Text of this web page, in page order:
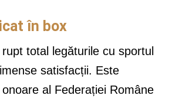
în box
total legăturile cu sportul
satisfacții. Este
al Federației Române